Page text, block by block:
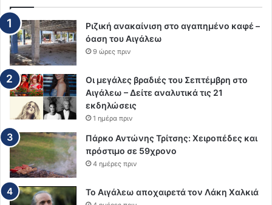
Ριζική ανακαίνιση στο αγαπημένο καφέ –
όαση του Αιγάλεω
9 ώρες πριν
Οι μεγάλες βραδιές του Σεπτέμβρη στο
Αιγάλεω – Δείτε αναλυτικά τις 21
εκδηλώσεις
1 ημέρα πριν
Πάρκο Αντώνης Τρίτσης: Χειροπέδες και
πρόστιμο σε 59χρονο
4 ημέρες πριν
Το Αιγάλεω αποχαιρετά τον Λάκη Χαλκιά